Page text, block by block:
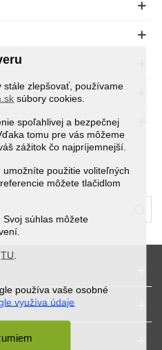
stále zlepšovať, používame
súbory cookies.
spoľahlivej a bezpečnej
tomu pre vás môžeme
zážitok čo najpríjemnejší.
umožníte použitie voliteľných
môžete tlačidlom
. Svoj súhlas môžete
TU
používa vaše osobné
využíva údaje